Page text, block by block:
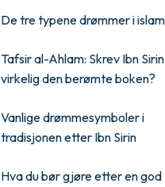
De tre typene drømmer i islam
Tafsir al-Ahlam: Skrev Ibn Sirin
virkelig den berømte boken?
Vanlige drømmesymboler i
tradisjonen etter Ibn Sirin
Hva du bør gjøre etter en god